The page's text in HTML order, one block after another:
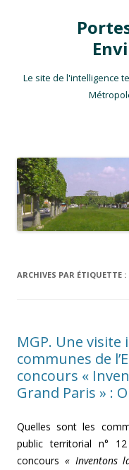
Le site de l'intelligence
ARCHIVES PAR ÉTIQUETTE :
MGP. Une
communes de
concours «
Grand Paris » :
Quelles sont les
public territorial n°
concours « Inventons